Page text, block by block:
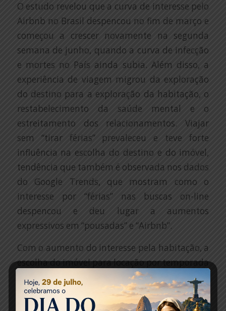
O estudo revelou que a curva de interesse pelo
Airbnb no Brasil despencou no fim de março e
começou a crescer novamente na segunda
semana de junho, quando a curva de infecção
e mortes no País ainda subia. Além disso, a
experiência de viagem migrou da exploração
do destino para a exploração da habitação, o
restabelecimento da saúde mental e o
estreitamento dos relacionamentos. Viajar
sem “tirar férias” prevaleceu e teve forte
influência na escolha do destino e do imóvel,
tendência que também é observada nos dados
do Google Trends, que mostram como o
interesse por “férias” nas buscas on-line
despencou e deu lugar a aumentos
expressivos em “pousadas” e “Airbnb”.
Com o aumento do interesse pela habitação, a
escolha do imóvel para locação por temporada
passou a ser mais criteriosa e com preferência
por casas afastadas dos grandes centros e que
reduzem a sensação de clausura, com áreas